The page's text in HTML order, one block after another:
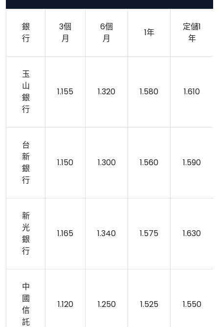
銀
行
3個
月
6個
月
1年
定儲1
年
玉
山
銀
行
1.155 1.320 1.580 1.610
台
新
銀
行
1.150 1.300 1.560 1.590
新
光
銀
行
1.165 1.340 1.575 1.630
中
國
信
託
1.120 1.250 1.525 1.550